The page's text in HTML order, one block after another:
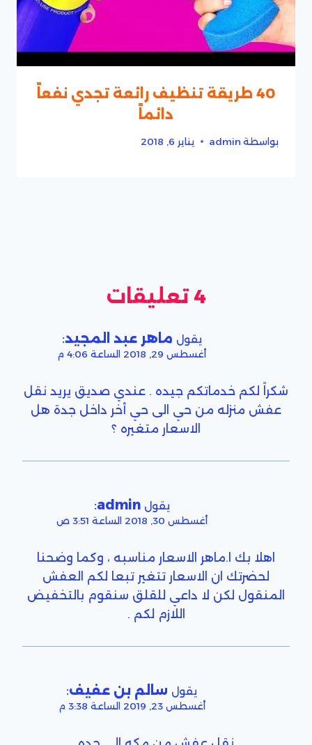
40 طريقة تنظيف رائعة تجدي نفعاً
دائماً
بواسطة admin يناير 6, 2018
4 تعليقات
يقول ماهر عبد المجيد:
أغسطس 29, 2018 الساعة 4:06 م
شكراً لكم خدماتكم جيده . عندي صديق يريد نقل
عفش منزله من حي الى حي أخر داخل جدة هل
الاسعار متغيره ؟
يقول admin
:
أغسطس 30, 2018 الساعة 3:51 ص
اهلا بك ا.ماهر الاسعار مناسبه ، وكما وضحنا
لحضرتك ان الاسعار تتغير تبعا لكم العفش
المنقول لكن لا داعي للقلق سنقوم بالتخفيض
اللازم لكم .
يقول سالم بن عفيف:
أغسطس 23, 2019 الساعة 3:38 م